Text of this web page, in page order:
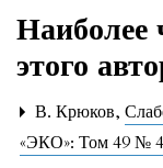
Наиболее
этого
В. Крюков,
«ЭКО»: Том 49 №